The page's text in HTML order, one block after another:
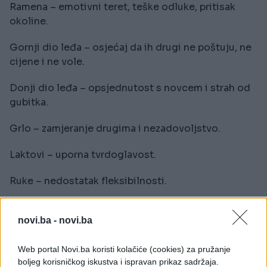
novi.ba - novi.ba
Web portal Novi.ba koristi kolačiće (cookies) za pružanje
boljeg korisničkog iskustva i ispravan prikaz sadržaja.
Ramena – emotivni teret, teške odluke, pritisak
okoline.
Gornji dio leđa – osjećaj da ih drugi ne poštuju, ne
cijene i ne vole.
Donji dio leđa – opsjednutost s novcem i strah od
gubitka.
Grlo – zamjeranje drugima i nezadovoljstvo.
Laktovi – uporna tvrdoglavost.
Ruke – nedostatak fleksibilnosti.
Kukovi – strah od promjena.